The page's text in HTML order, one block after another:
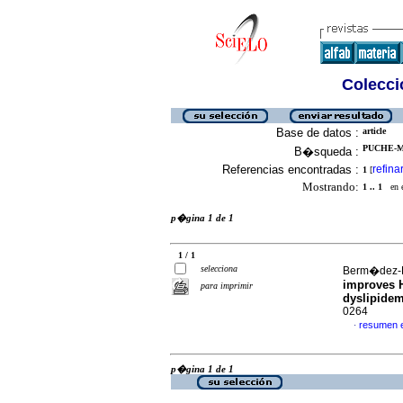
Base de datos : article
B�squeda : PUCHE-
Referencias encontradas : 1 [refinar
Mostrando: 1 .. 1 en
p�gina 1 de 1
1 / 1
selecciona
para imprimir
improves
0264
· resumen
p�gina 1 de 1